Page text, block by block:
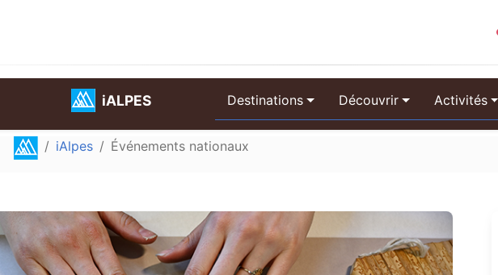
iALPES Destinations Découvrir Activités
iAlpes Événements nationaux